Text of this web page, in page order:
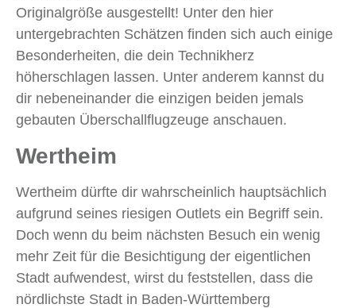
Originalgröße ausgestellt! Unter den hier
untergebrachten Schätzen finden sich auch einige
Besonderheiten, die dein Technikherz
höherschlagen lassen. Unter anderem kannst du
dir nebeneinander die einzigen beiden jemals
gebauten Überschallflugzeuge anschauen.
Wertheim
Wertheim dürfte dir wahrscheinlich hauptsächlich
aufgrund seines riesigen Outlets ein Begriff sein.
Doch wenn du beim nächsten Besuch ein wenig
mehr Zeit für die Besichtigung der eigentlichen
Stadt aufwendest, wirst du feststellen, dass die
nördlichste Stadt in Baden-Württemberg